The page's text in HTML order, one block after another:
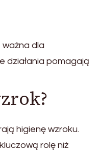
ważna dla
działania pomagają
higienę wzroku.
rolę niż